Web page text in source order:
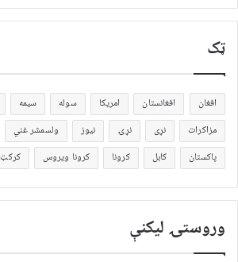
ټک
افغان افغانستان امریکا سوله سیمه
مزاکرات
نړی نړۍ نیوز ولسمشر غني
پاکستان
کابل کرونا کرونا ویروس کرکټ
وروستۍ ليکنې